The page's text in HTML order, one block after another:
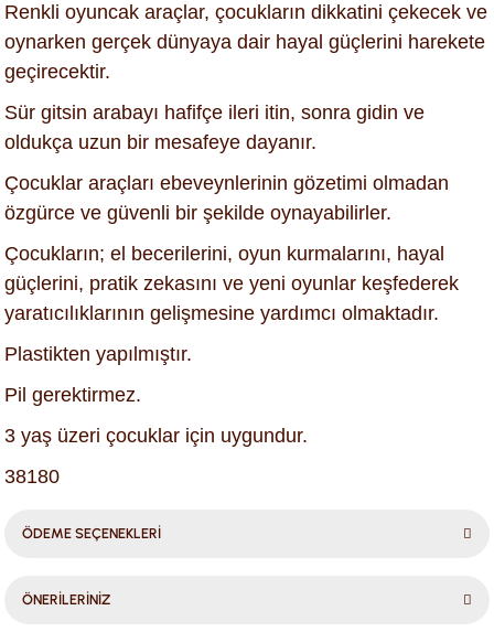
Renkli oyuncak araçlar, çocukların dikkatini çekecek ve
oynarken gerçek dünyaya dair hayal güçlerini harekete
geçirecektir.
Sür gitsin arabayı hafifçe ileri itin, sonra gidin ve
oldukça uzun bir mesafeye dayanır.
Çocuklar araçları ebeveynlerinin gözetimi olmadan
özgürce ve güvenli bir şekilde oynayabilirler.
Çocukların; el becerilerini, oyun kurmalarını, hayal
güçlerini, pratik zekasını ve yeni oyunlar keşfederek
yaratıcılıklarının gelişmesine yardımcı olmaktadır.
Plastikten yapılmıştır.
Pil gerektirmez.
3 yaş üzeri çocuklar için uygundur.
38180
ÖDEME SEÇENEKLERİ
ÖNERİLERİNİZ